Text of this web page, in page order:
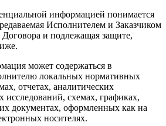
информацией понимается
Исполнителем и Заказчиком
Договора и подлежащая защите,
может содержаться в
локальных нормативных
отчетах, аналитических
исследований, схемах, графиках,
документах, оформленных как на
носителях.